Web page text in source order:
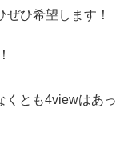
ひ希望します！
くとも4viewはあっ